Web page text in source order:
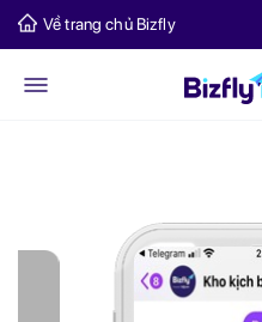
Về trang chủ Bizfly